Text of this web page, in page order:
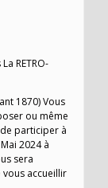
RETRO-
1870) Vous
ou même
participer à
2024 à
sera
accueillir